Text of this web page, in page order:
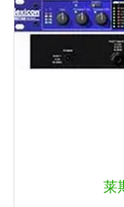
莱